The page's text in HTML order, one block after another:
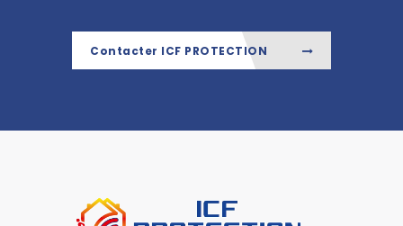
Contacter ICF PROTECTION